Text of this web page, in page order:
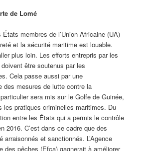
de Lomé
États membres de l’Union Africaine (UA)
et la sécurité maritime est louable.
plus loin. Les efforts entrepris par les
être soutenus par les
Cela passe aussi par une
des mesures de lutte contre la
sera mis sur le Golfe de Guinée,
les pratiques criminelles maritimes. Du
entre les États qui a permis le contrôle
2016. C’est dans ce cadre que des
arraisonnés et sanctionnés. L’Agence
des pêches (Efca) gagnerait à améliorer